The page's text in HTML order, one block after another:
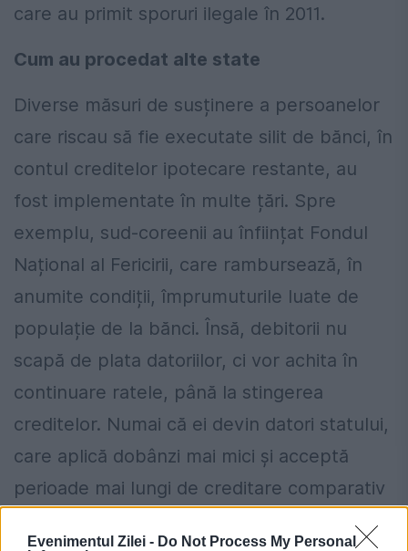
Evenimentul Zilei - Do Not Process My Personal
care au primit sporuri ilegale în 2011.
Cum au procedat alte state
Diverse măsuri de susținere a persoanelor
care riscau să fie executate silit de bănci, în
contul creditelor ipotecare restante, au
fost implementate în multe țări. Spre
exemplu, sud-coreenii au înființat Fondul
Național al Fericirii, care rambursează, în
anumite condiții, împrumuturile luate de
populație de la bănci. Însă, debitorii nu
scapă de plata datoriilor, ci vor achita în
continuare ratele, până la stingerea
creditelor. Numai că ei devin datori statului,
care aplică dobânzi mai mici și acceptă
perioade mai lungi de creditare comparativ